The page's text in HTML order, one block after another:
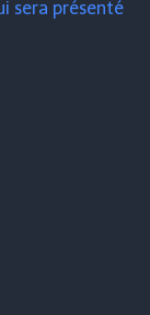
sera présenté